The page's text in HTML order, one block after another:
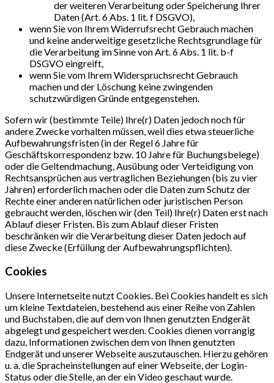
der weiteren Verarbeitung oder Speicherung Ihrer
Daten (Art. 6 Abs. 1 lit. f DSGVO),
wenn Sie von Ihrem Widerrufsrecht Gebrauch machen
und keine anderweitige gesetzliche Rechtsgrundlage für
die Verarbeitung im Sinne von Art. 6 Abs. 1 lit. b-f
DSGVO eingreift,
wenn Sie vom Ihrem Widerspruchsrecht Gebrauch
machen und der Löschung keine zwingenden
schutzwürdigen Gründe entgegenstehen.
Sofern wir (bestimmte Teile) Ihre(r) Daten jedoch noch für
andere Zwecke vorhalten müssen, weil dies etwa steuerliche
Aufbewahrungsfristen (in der Regel 6 Jahre für
Geschäftskorrespondenz bzw. 10 Jahre für Buchungsbelege)
oder die Geltendmachung, Ausübung oder Verteidigung von
Rechtsansprüchen aus vertraglichen Beziehungen (bis zu vier
Jahren) erforderlich machen oder die Daten zum Schutz der
Rechte einer anderen natürlichen oder juristischen Person
gebraucht werden, löschen wir (den Teil) Ihre(r) Daten erst nach
Ablauf dieser Fristen. Bis zum Ablauf dieser Fristen
beschränken wir die Verarbeitung dieser Daten jedoch auf
diese Zwecke (Erfüllung der Aufbewahrungspflichten).
Cookies
Unsere Internetseite nutzt Cookies. Bei Cookies handelt es sich
um kleine Textdateien, bestehend aus einer Reihe von Zahlen
und Buchstaben, die auf dem von Ihnen genutzten Endgerät
abgelegt und gespeichert werden. Cookies dienen vorrangig
dazu, Informationen zwischen dem von Ihnen genutzten
Endgerät und unserer Webseite auszutauschen. Hierzu gehören
u. a. die Spracheinstellungen auf einer Webseite, der Login-
Status oder die Stelle, an der ein Video geschaut wurde.